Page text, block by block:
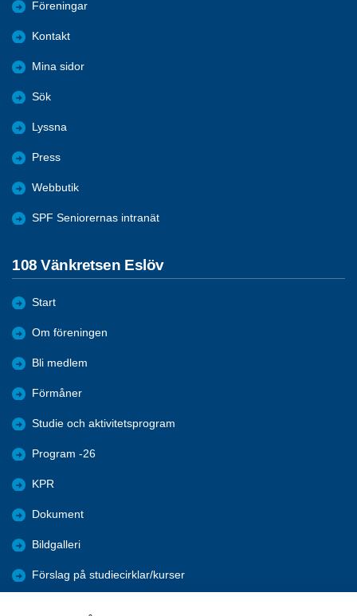
Föreningar
Kontakt
Mina sidor
Sök
Lyssna
Press
Webbutik
SPF Seniorernas intranät
108 Vänkretsen Eslöv
Start
Om föreningen
Bli medlem
Förmåner
Studie och aktivitetsprogram
Program -26
KPR
Dokument
Bildgalleri
Förslag på studiecirklar/kurser